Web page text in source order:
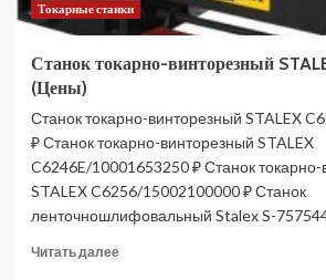
Токарные станки
Станок токарно-винторезный
(Цены)
Станок токарно-винторезный STALEX
₽ Станок токарно-винторезный STALEX
C6246E/10001653250 ₽ Станок токарно-
STALEX C6256/15002100000 ₽ Станок
ленточношлифовальный Stalex S-
Читать далееПрочитать